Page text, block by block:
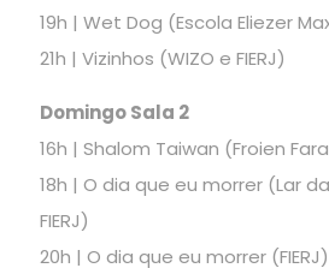
19h | Wet Dog (Escola Eliezer
21h | Vizinhos (WIZO e FIERJ)
Domingo Sala 2
16h | Shalom Taiwan (Froien
18h | O dia que eu morrer (Lar
FIERJ)
20h | O dia que eu morrer (FIERJ)